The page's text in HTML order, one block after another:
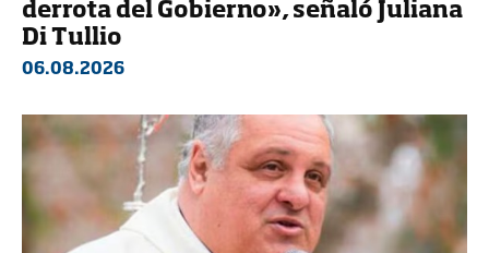
derrota del Gobierno», señaló Juliana
Di Tullio
06.08.2026